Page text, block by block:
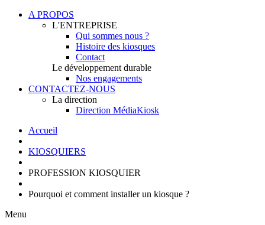
A PROPOS
L'ENTREPRISE
Qui sommes nous ?
Histoire des kiosques
Contact
Le développement durable
Nos engagements
CONTACTEZ-NOUS
La direction
Direction MédiaKiosk
Accueil
KIOSQUIERS
PROFESSION KIOSQUIER
Pourquoi et comment installer un kiosque ?
Menu